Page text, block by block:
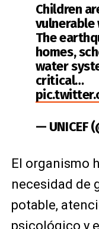
Children
vulnerable
The
homes,
water
critical…
— UNICEF
El organismo
necesidad de
potable,
psicológico y